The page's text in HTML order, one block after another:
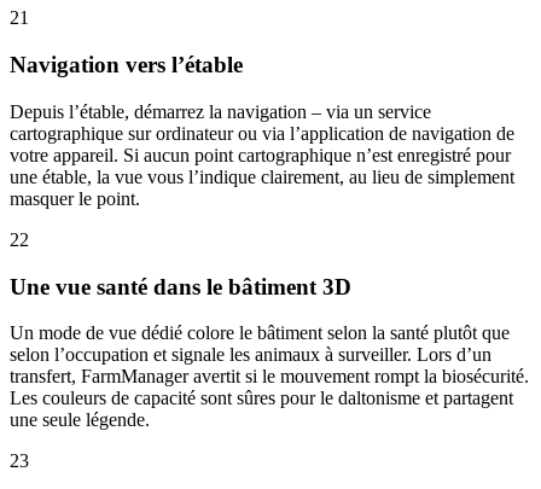
21
Navigation vers l’étable
Depuis l’étable, démarrez la navigation – via un service
cartographique sur ordinateur ou via l’application de navigation de
votre appareil. Si aucun point cartographique n’est enregistré pour
une étable, la vue vous l’indique clairement, au lieu de simplement
masquer le point.
22
Une vue santé dans le bâtiment 3D
Un mode de vue dédié colore le bâtiment selon la santé plutôt que
selon l’occupation et signale les animaux à surveiller. Lors d’un
transfert, FarmManager avertit si le mouvement rompt la biosécurité.
Les couleurs de capacité sont sûres pour le daltonisme et partagent
une seule légende.
23